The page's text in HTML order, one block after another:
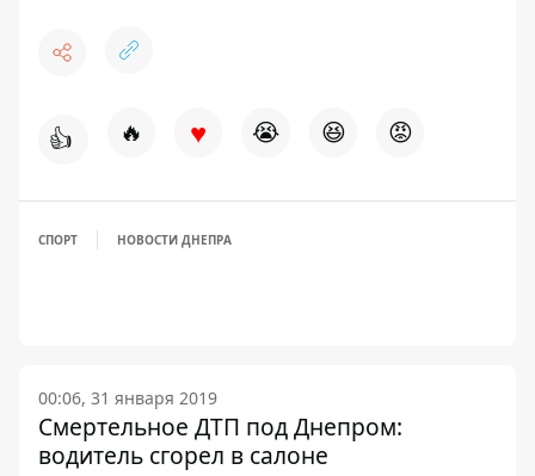
👍 🔥 ♥ 😭 😆 😡
СПОРТ НОВОСТИ ДНЕПРА
00:06, 31 января 2019
Смертельное ДТП под Днепром:
водитель сгорел в салоне